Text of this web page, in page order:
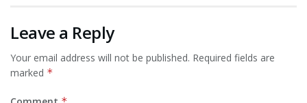
Leave a Reply
Your email address will not be published. Required fields are
marked *